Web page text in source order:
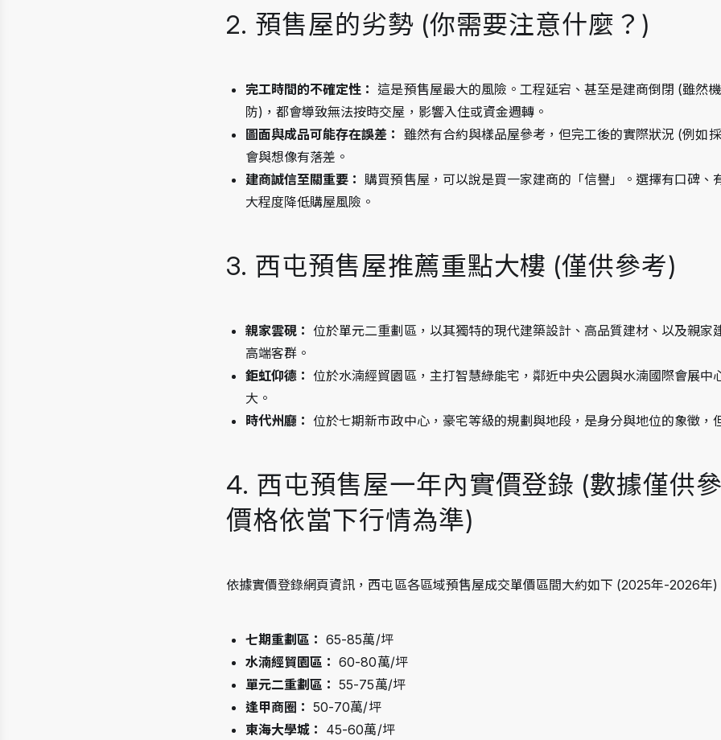
2. 預售屋的劣勢 (你需要注意什麼？)
完工時間的不確定性： 這是預售屋最大的風險。工程延宕、甚至是建商倒閉 (雖然
防)，都會導致無法按時交屋，影響入住或資金週轉。
圖面與成品可能存在誤差： 雖然有合約與樣品屋參考，但完工後的實際狀況 (例如
會與想像有落差。
建商誠信至關重要： 購買預售屋，可以說是買一家建商的「信譽」。選擇有口碑、
大程度降低購屋風險。
3. 西屯預售屋推薦重點大樓 (僅供參考)
親家雲硯： 位於單元二重劃區，以其獨特的現代建築設計、高品質建材、以及親家
高端客群。
鉅虹仰德： 位於水湳經貿園區，主打智慧綠能宅，鄰近中央公園與水湳國際會展中
大。
時代州廳： 位於七期新市政中心，豪宅等級的規劃與地段，是身分與地位的象徵，
4. 西屯預售屋一年內實價登錄 (數據僅供
價格依當下行情為準)
依據實價登錄網頁資訊，西屯區各區域預售屋成交單價區間大約如下 (2025年-2026年)
七期重劃區： 65-85萬/坪
水湳經貿園區： 60-80萬/坪
單元二重劃區： 55-75萬/坪
逢甲商圈： 50-70萬/坪
東海大學城： 45-60萬/坪